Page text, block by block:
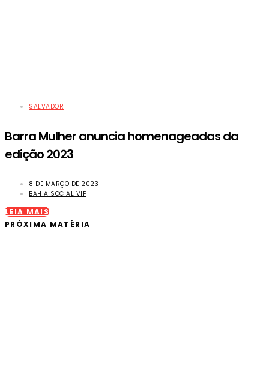
SALVADOR
Barra Mulher anuncia homenageadas da
edição 2023
8 DE MARÇO DE 2023
BAHIA SOCIAL VIP
LEIA MAIS
PRÓXIMA MATÉRIA